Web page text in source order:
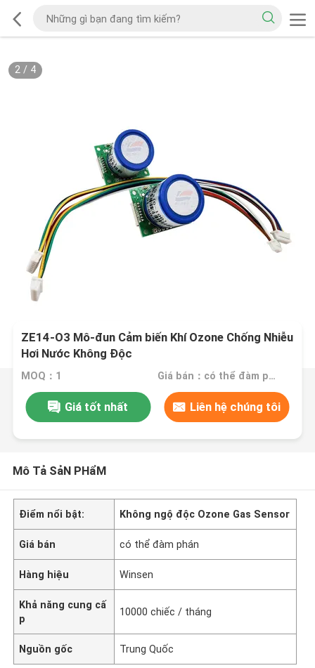
2/ 4
ZE14-O3 Mô-đun Cảm biến Khí Ozone Chống Nhiễu
Hơi Nước Không Độc
MOQ：1 Giá bán：có thể đàm phán
Giá tốt nhất Liên hệ chúng tôi
Mô Tả SảN PHẩM
Điểm nổi bật: Không ngộ độc Ozone Gas Sensor
Giá bán có thể đàm phán
Hàng hiệu Winsen
Khả năng cung cấ
p
10000 chiếc / tháng
Nguồn gốc Trung Quốc